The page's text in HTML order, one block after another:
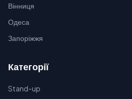
Вінниця
Одеса
Запоріжжя
Категорії
Stand-up